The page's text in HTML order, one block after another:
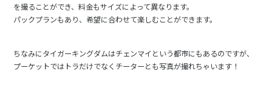
を撮ることができ、料金もサイズによって異なります。
パックプランもあり、希望に合わせて楽しむことができます。
ちなみにタイガーキングダムはチェンマイという都市にもあるのですが、
プーケットではトラだけでなくチーターとも写真が撮れちゃいます！